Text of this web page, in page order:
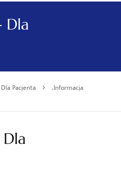
Dla
Pacjenta ›
„Informacja